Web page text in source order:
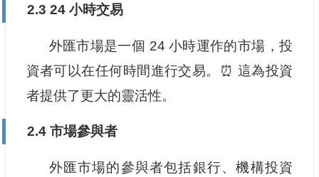
2.3 24 小時交易
外匯市場是一個 24 小時運作的市場，投
資者可以在任何時間進行交易。⏰ 這為投資
者提供了更大的靈活性。
2.4 市場參與者
外匯市場的參與者包括銀行、機構投資